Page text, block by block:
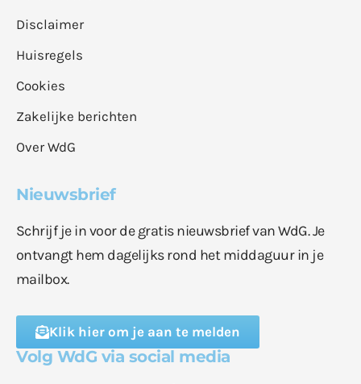
Disclaimer
Huisregels
Cookies
Zakelijke berichten
Over WdG
Nieuwsbrief
Schrijf je in voor de gratis nieuwsbrief van WdG. Je
ontvangt hem dagelijks rond het middaguur in je
mailbox.
Klik hier om je aan te melden
Volg WdG via social media